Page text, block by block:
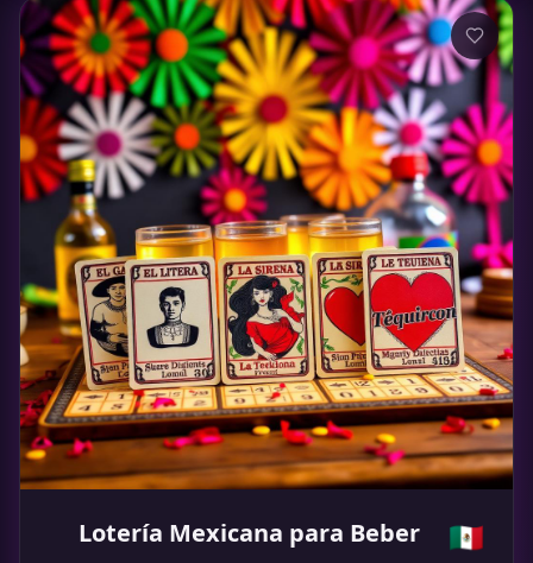
Lotería Mexicana para Beber 🇲🇽